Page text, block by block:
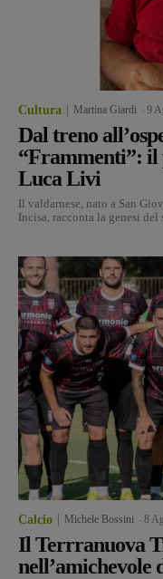
Cultura Martina Giardi 9
Dal treno
“Frammenti”: il
Luca Livi
Il valdarnese, nato a San
Incisa, racconta la genesi del
Calcio Michele Bossini 8
Il Terrranuova
nell’amichevole